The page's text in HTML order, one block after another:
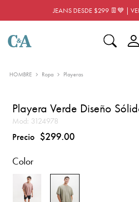
JEANS DESDE $299 👖💙 |
HOMBRE Ropa Playeras
Playera Verde Diseño
Mod: 3124978
Precio $299.00
Color